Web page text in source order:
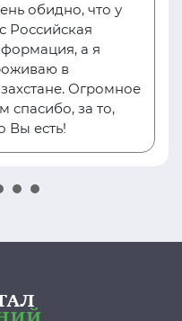
обидно, что у
Российская
а я
в
Огромное
спасибо, за то,
Вы есть!